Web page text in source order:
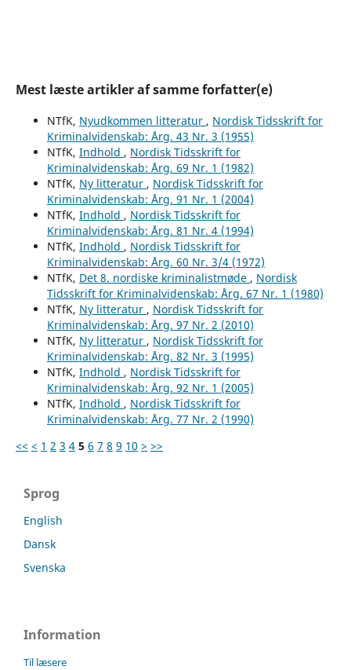
Mest læste artikler af samme forfatter(e)
NTfK, Nyudkommen litteratur , Nordisk Tidsskrift for
Kriminalvidenskab: Årg. 43 Nr. 3 (1955)
NTfK, Indhold , Nordisk Tidsskrift for
Kriminalvidenskab: Årg. 69 Nr. 1 (1982)
NTfK, Ny litteratur , Nordisk Tidsskrift for
Kriminalvidenskab: Årg. 91 Nr. 1 (2004)
NTfK, Indhold , Nordisk Tidsskrift for
Kriminalvidenskab: Årg. 81 Nr. 4 (1994)
NTfK, Indhold , Nordisk Tidsskrift for
Kriminalvidenskab: Årg. 60 Nr. 3/4 (1972)
NTfK, Det 8. nordiske kriminalistmøde , Nordisk
Tidsskrift for Kriminalvidenskab: Årg. 67 Nr. 1 (1980)
NTfK, Ny litteratur , Nordisk Tidsskrift for
Kriminalvidenskab: Årg. 97 Nr. 2 (2010)
NTfK, Ny litteratur , Nordisk Tidsskrift for
Kriminalvidenskab: Årg. 82 Nr. 3 (1995)
NTfK, Indhold , Nordisk Tidsskrift for
Kriminalvidenskab: Årg. 92 Nr. 1 (2005)
NTfK, Indhold , Nordisk Tidsskrift for
Kriminalvidenskab: Årg. 77 Nr. 2 (1990)
<< < 1 2 3 4 5 6 7 8 9 10 > >>
Sprog
English
Dansk
Svenska
Information
Til læsere